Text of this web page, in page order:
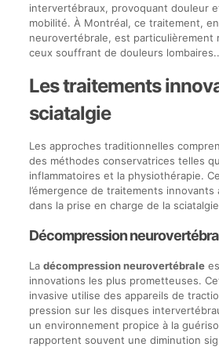
intervertébraux, provoquant douleur
mobilité. À Montréal, ce traitement,
neurovertébrale, est particulièrement
ceux souffrant de douleurs
Les traitements
sciatalgie
Les approches traditionnelles
des méthodes conservatrices telles
inflammatoires et la physiothérapie.
l’émergence de traitements innovants
dans la prise en charge de la
Décompression
La décompression neurovertébrale
innovations les plus prometteuses.
invasive utilise des appareils de
pression sur les disques
un environnement propice à la
rapportent souvent une diminution